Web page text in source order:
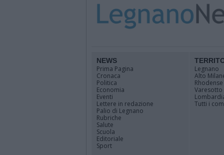
NEWS
Prima Pagina
Cronaca
Politica
Economia
Eventi
Lettere in redazione
Palio di Legnano
Rubriche
Salute
Scuola
Editoriale
Sport
Legnano
Alto
Rhodense
Varesotto
Tutti i